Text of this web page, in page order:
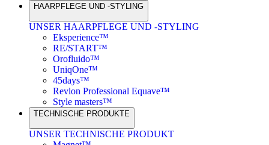
HAARPFLEGE UND -STYLING
UNSER HAARPFLEGE UND -STYLING
Eksperience™
RE/START™
Orofluido™
UniqOne™
45days™
Revlon Professional Equave™
Style masters™
TECHNISCHE PRODUKTE
UNSER TECHNISCHE PRODUKT